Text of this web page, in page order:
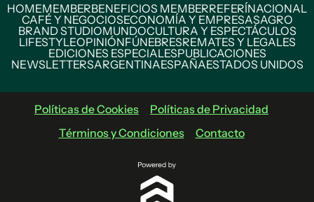
HOMEMEMBERBENEFICIOS MEMBERREFERÍNACIONAL
CAFÉ Y NEGOCIOSECONOMÍA Y EMPRESASAGRO
BRAND STUDIOMUNDOCULTURA Y ESPECTÁCULOS
LIFESTYLEOPINIÓNFÚNEBRESREMATES Y LEGALES
EDICIONES ESPECIALESPUBLICACIONES
NEWSLETTERSARGENTINAESPAÑAESTADOS UNIDOS
Políticas de Cookies
Políticas de Privacidad
Términos y Condiciones
Contacto